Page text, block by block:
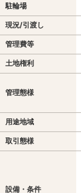
駐輪場
現況/引渡し
管理費等
土地権利
管理態様
用途地域
取引態様
設備・条件